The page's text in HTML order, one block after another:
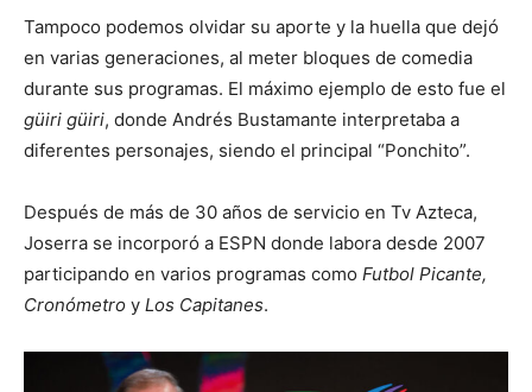
Tampoco podemos olvidar su aporte y la huella que dejó
en varias generaciones, al meter bloques de comedia
durante sus programas. El máximo ejemplo de esto fue el
güiri güiri, donde Andrés Bustamante interpretaba a
diferentes personajes, siendo el principal “Ponchito”.
Después de más de 30 años de servicio en Tv Azteca,
Joserra se incorporó a ESPN donde labora desde 2007
participando en varios programas como Futbol Picante,
Cronómetro y Los Capitanes.